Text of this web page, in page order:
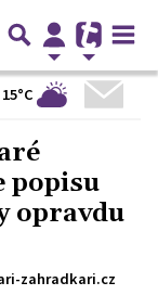
15°C
popisu
opravdu
zahradkari.cz